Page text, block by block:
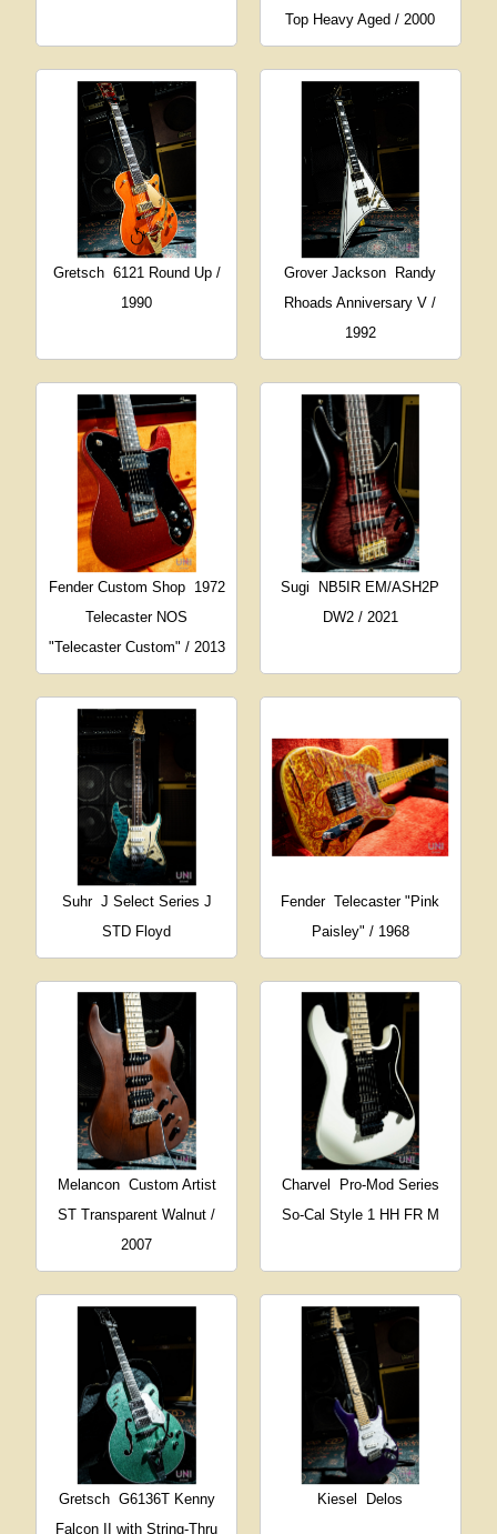
Top Heavy Aged / 2000
Gretsch 6121 Round Up /
1990
Grover Jackson
Randy
Rhoads Anniversary V /
1992
Fender Custom Shop
1972
Telecaster NOS
"Telecaster Custom" / 2013
Sugi
NB5IR EM/ASH2P
DW2 / 2021
Suhr J Select Series J
STD Floyd
Fender Telecaster "Pink
Paisley" / 1968
Melancon Custom Artist
ST Transparent Walnut /
2007
Charvel
Pro-Mod Series
So-Cal Style 1 HH FR M
Gretsch G6136T Kenny
Falcon II with String-Thru
Kiesel Delos